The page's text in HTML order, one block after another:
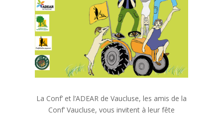
La Conf’ et l’ADEAR de Vaucluse, les amis de la
Conf’ Vaucluse, vous invitent à leur fête